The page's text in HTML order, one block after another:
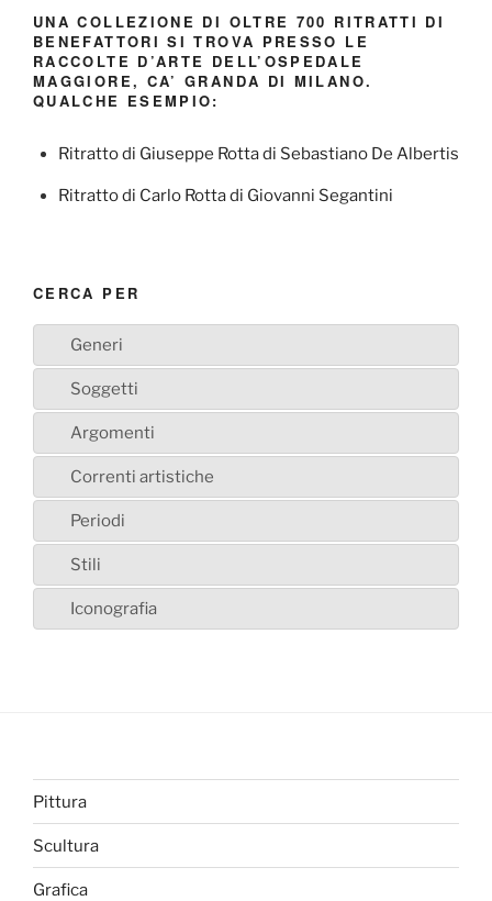
UNA COLLEZIONE DI OLTRE 700 RITRATTI DI
BENEFATTORI SI TROVA PRESSO LE
RACCOLTE D’ARTE DELL’OSPEDALE
MAGGIORE, CA’ GRANDA DI MILANO.
QUALCHE ESEMPIO:
Ritratto di Giuseppe Rotta di Sebastiano De Albertis
Ritratto di Carlo Rotta di Giovanni Segantini
CERCA PER
Generi
Soggetti
Argomenti
Correnti artistiche
Periodi
Stili
Iconografia
Pittura
Scultura
Grafica